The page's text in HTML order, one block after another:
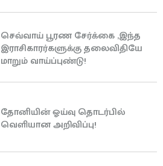
செவ்வாய் பூரண சேர்க்கை ,இந்த
இராசிகாரர்களுக்கு தலைவிதியே
மாறும் வாய்ப்புண்டு!
தோனியின் ஓய்வு தொடர்பில்
வெளியான அறிவிப்பு!